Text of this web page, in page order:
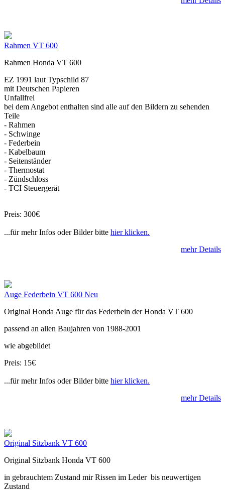
Rahmen VT 600
Rahmen Honda VT 600
EZ 1991 laut Typschild 87
mit Deutschen Papieren
Unfallfrei
bei dem Angebot enthalten sind alle auf den Bildern zu sehenden
Teile
- Rahmen
- Schwinge
- Federbein
- Kabelbaum
- Seitenständer
- Thermostat
- Zündschloss
- TCI Steuergerät
Preis: 300€
...für mehr Infos oder Bilder bitte hier klicken.
mehr Details
Auge Federbein VT 600 Neu
Original Honda Auge für das Federbein der Honda VT 600
passend an allen Baujahren von 1988-2001
wie abgebildet
Preis: 15€
...für mehr Infos oder Bilder bitte hier klicken.
mehr Details
Original Sitzbank VT 600
Original Sitzbank Honda VT 600
in gebrauchtem Zustand mir Rissen im Leder bis neuwertigen
Zustand